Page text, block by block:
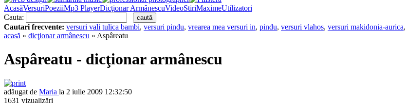
AcasăVersuriPoeziiMp3 PlayerDicţionar ArmânescuVideoStiriMaximeUtilizatori
Cauta:
Cautari frecvente: versuri vali tulica bambi, versuri pindu, vrearea mea versuri in, pindu, versuri vlahos, versuri makidonia-aurica,
acasă » dicţionar armânescu » Aspâreatu
Aspâreatu - dicţionar armânescu
adăugat de Maria la 2 iulie 2009 12:32:50
1631 vizualizări